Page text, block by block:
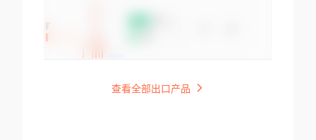
查看全部出口产品